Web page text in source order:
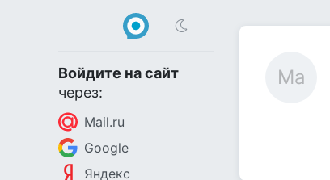
Войдите на сайт
через:
Mail.ru
Google
Яндекс
Ма